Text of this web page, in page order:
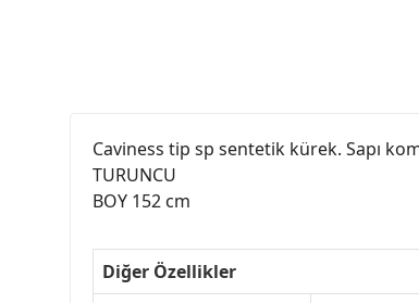
Caviness tip sp sentetik kürek. Sapı
TURUNCU
BOY 152 cm
Diğer Özellikler